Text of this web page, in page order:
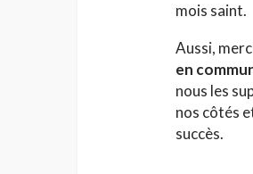
mois saint.
Aussi,
en
nous les
nos côtés
succès.